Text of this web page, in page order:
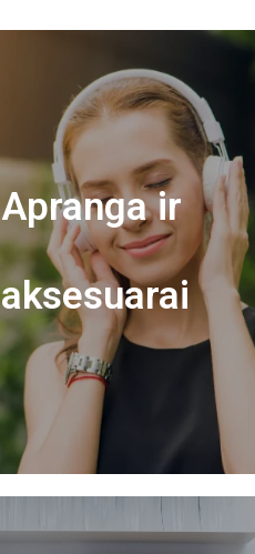
Apranga ir
aksesuarai